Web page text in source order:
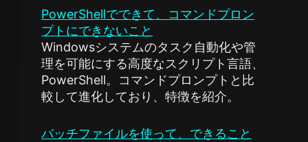
PowerShellでできて、コマンドプロン
プトにできないこと
Windowsシステムのタスク自動化や管
理を可能にする高度なスクリプト言語、
PowerShell。コマンドプロンプトと比
較して進化しており、特徴を紹介。
バッチファイルを使って、できること